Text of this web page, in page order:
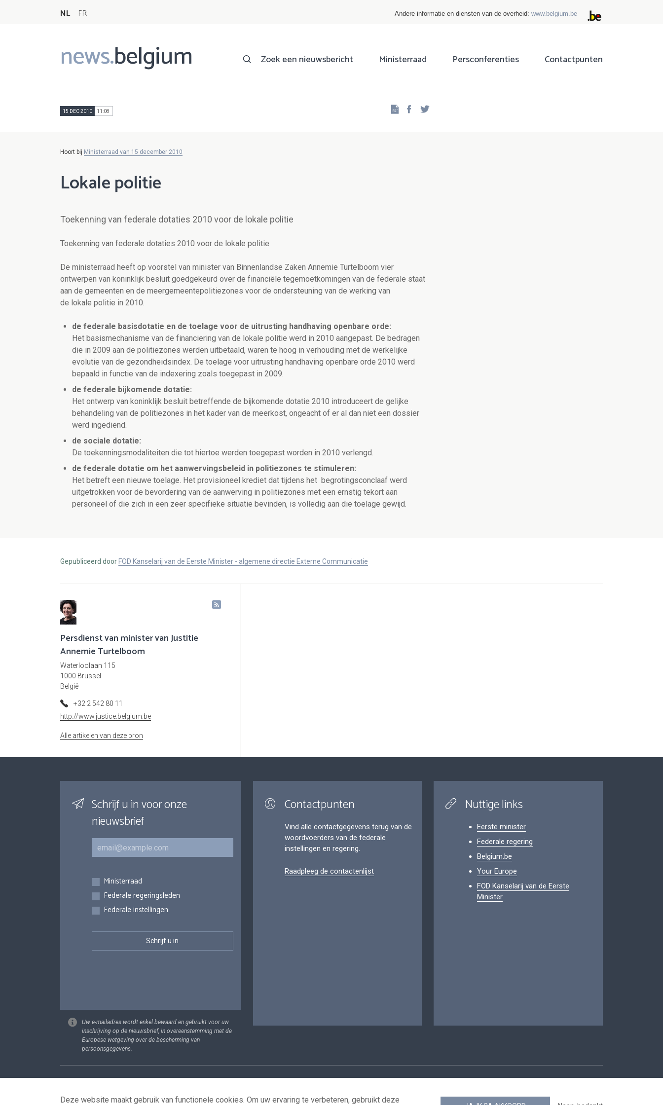
NL FR Andere informatie en diensten van de overheid: www.belgium.be
news.belgium
Main
navigation
Zoek een nieuwsbericht Ministerraad Persconferenties Contactpunten
15 DEC 2010 11:08 Facebook
Hoort bij Ministerraad van 15 december 2010
Lokale politie
Toekenning van federale dotaties 2010 voor de lokale politie
Toekenning van federale dotaties 2010 voor de lokale politie
De ministerraad heeft op voorstel van minister van Binnenlandse Zaken Annemie Turtelboom vier
ontwerpen van koninklijk besluit goedgekeurd over de financiële tegemoetkomingen van de federale staat
aan de gemeenten en de meergemeentepolitiezones voor de ondersteuning van de werking van
de lokale politie in 2010.
de federale basisdotatie en de toelage voor de uitrusting handhaving openbare orde:
Het basismechanisme van de financiering van de lokale politie werd in 2010 aangepast. De bedragen
die in 2009 aan de politiezones werden uitbetaald, waren te hoog in verhouding met de werkelijke
evolutie van de gezondheidsindex. De toelage voor uitrusting handhaving openbare orde 2010 werd
bepaald in functie van de indexering zoals toegepast in 2009.
de federale bijkomende dotatie:
Het ontwerp van koninklijk besluit betreffende de bijkomende dotatie 2010 introduceert de gelijke
behandeling van de politiezones in het kader van de meerkost, ongeacht of er al dan niet een dossier
werd ingediend.
de sociale dotatie:
De toekenningsmodaliteiten die tot hiertoe werden toegepast worden in 2010 verlengd.
de federale dotatie om het aanwervingsbeleid in politiezones te stimuleren:
Het betreft een nieuwe toelage. Het provisioneel krediet dat tijdens het begrotingsconclaaf werd
uitgetrokken voor de bevordering van de aanwerving in politiezones met een ernstig tekort aan
personeel of die zich in een zeer specifieke situatie bevinden, is volledig aan die toelage gewijd.
Gepubliceerd door FOD Kanselarij van de Eerste Minister - algemene directie Externe Communicatie
Persdienst van minister van Justitie
Annemie Turtelboom
Waterloolaan 115
1000 Brussel
België
+32 2 542 80 11
http://www.justice.belgium.be
Alle artikelen van deze bron
Schrijf u in voor onze
nieuwsbrief
E-mail
Inschrijvingen
Ministerraad
Federale regeringsleden
Federale instellingen
Uw e-mailadres wordt enkel bewaard en gebruikt voor uw
inschrijving op de nieuwsbrief, in overeenstemming met de
Europese wetgeving over de bescherming van
persoonsgegevens.
Contactpunten
Vind alle contactgegevens terug van de
woordvoerders van de federale
instellingen en regering.
Raadpleeg de contactenlijst
Nuttige links
Eerste minister
Federale regering
Belgium.be
Your Europe
FOD Kanselarij van de Eerste
Minister
Footer
Deze website maakt gebruik van functionele cookies. Om uw ervaring te verbeteren, gebruikt deze